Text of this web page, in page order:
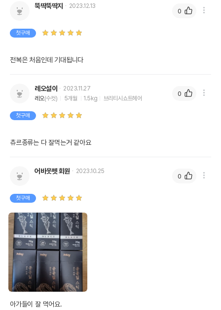
뚝딱뚝딱지 2023.12.13
첫구매
전복은 처음인데 기대됩니다
0
레오설이
2023.11.27
레오(수컷) 5개월 1.5kg 브리티시쇼트헤어
첫구매
츄르종류는 다 잘먹는거 같아요
0
어바웃펫 회원 2023.10.25
첫구매
아가들이 잘 먹어요.
0